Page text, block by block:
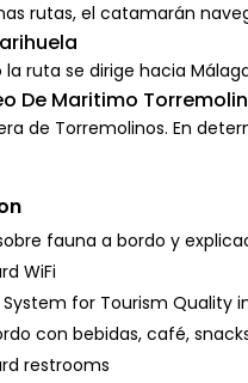
rutas, el catamarán
la ruta se dirige hacia
De Maritimo
de Torremolinos. En
fauna a bordo y
WiFi
for Tourism Quality
con bebidas, café,
restrooms